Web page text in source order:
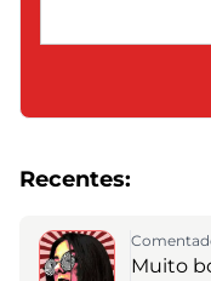
Recentes:
Muito